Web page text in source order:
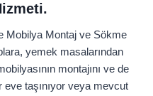
Mobilya Montaj ve Sökme
yemek masalarından
montajını ve de
eve taşınıyor veya mevcut